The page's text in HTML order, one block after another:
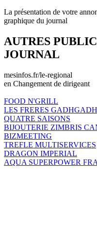
La présentation de votre
graphique du journal
AUTRES
JOURNAL
mesinfos.fr/le-regional
en Changement de dirigeant
FOOD N'GRILL
LES FRERES
QUATRE SAISONS
BIJOUTERIE ZIMBRIS
BIZMEETING
TREFLE MULTISERVICES
DRAGON IMPERIAL
AQUA SUPERPOWER